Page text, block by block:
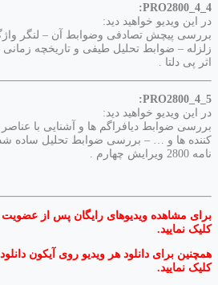
PRO2800_4_4:
در این ویدیو خواهید دید:
بررسی پیچش تصادفی وضوابط آن – لنگر
زلزله – ضوابط تحلیل طیفی و تاریخچه زمانی
اثر پی دلتا .
PRO2800_4_5:
در این ویدیو خواهید دید:
بررسی ضوابط دیافراگم ها و آشنایی با عناصر
کننده ها و … – بررسی ضوابط تحلیل ساده
نامه 2800 ویرایش چهارم .
برای مشاهده ویدیوهای رایگان پس از
کلیک نمایید.
همچنین برای دانلود هر ویدیو روی آیکون
کلیک نمایید.